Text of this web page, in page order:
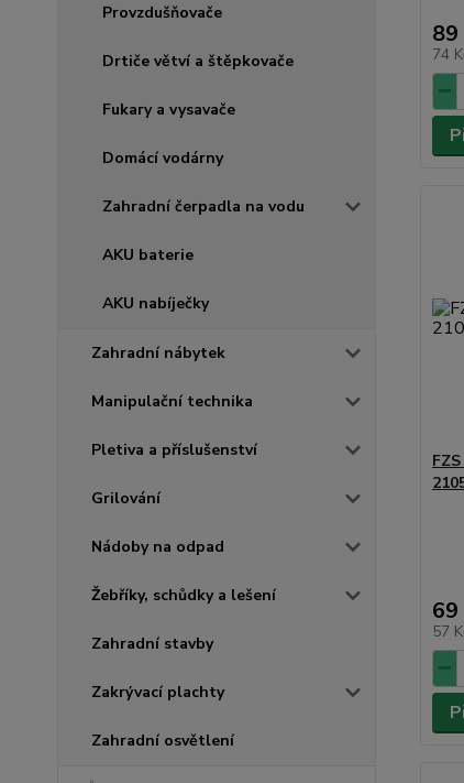
Provzdušňovače
Drtiče větví a štěpkovače
Fukary a vysavače
Domácí vodárny
Zahradní čerpadla na vodu
AKU baterie
AKU nabíječky
Zahradní nábytek
Manipulační technika
Pletiva a příslušenství
Grilování
Nádoby na odpad
Žebříky, schůdky a lešení
Zahradní stavby
Zakrývací plachty
Zahradní osvětlení
89
74
69
57